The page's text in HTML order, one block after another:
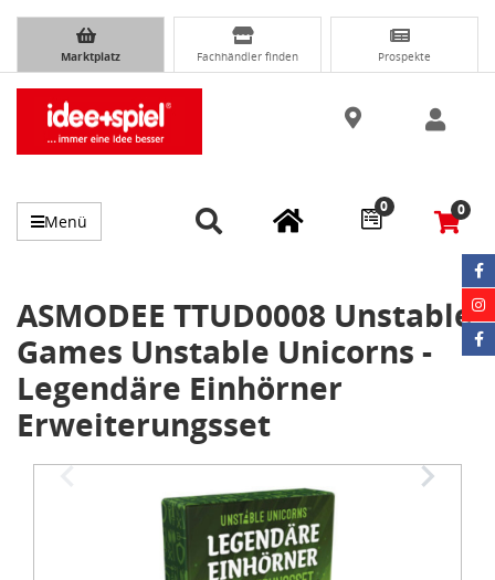
Marktplatz Fachhändler finden Prospekte
Menü
0 0
ASMODEE TTUD0008 Unstable
Games Unstable Unicorns -
Legendäre Einhörner
Erweiterungsset